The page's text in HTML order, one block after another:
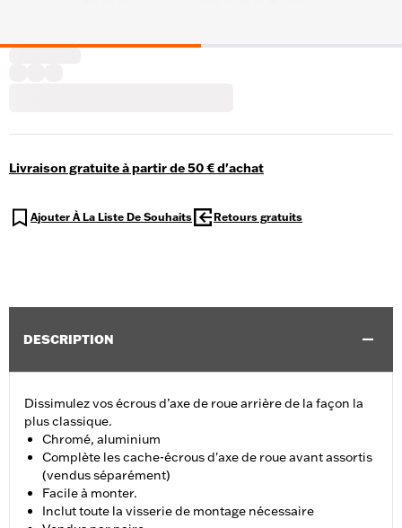
Livraison gratuite à partir de 50 € d'achat
Ajouter À La Liste De Souhaits Retours gratuits
DESCRIPTION
Dissimulez vos écrous d’axe de roue arrière de la façon la
plus classique.
Chromé, aluminium
Complète les cache-écrous d'axe de roue avant assortis
(vendus séparément)
Facile à monter.
Inclut toute la visserie de montage nécessaire